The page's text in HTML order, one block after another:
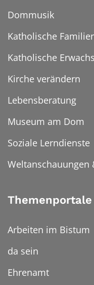
Dommusik
Katholische
Katholische
Kirche verändern
Lebensberatung
Museum am Dom
Soziale Lerndienste
Weltanschauungen
Themenportale
Arbeiten im Bistum
da sein
Ehrenamt